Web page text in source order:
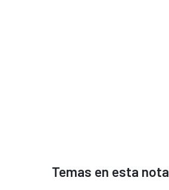
Temas en esta nota